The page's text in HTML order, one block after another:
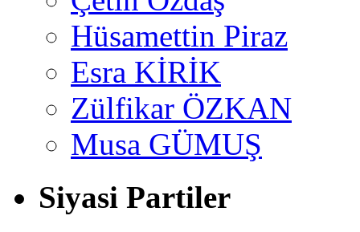
Hüsamettin Piraz
Esra KİRİK
Zülfikar ÖZKAN
Musa GÜMUŞ
Siyasi Partiler